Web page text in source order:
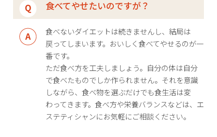
食べてやせたいのですが？
食べないダイエットは続きませんし、結局は
戻ってしまいます。おいしく食べてやせるのが一
番です。
ただ食べ方を工夫しましょう。自分の体は自分
で食べたものでしか作られません。それを意識
しながら、食べ物を選ぶだけでも食生活は変
わってきます。食べ方や栄養バランスなどは、エ
ステティシャンにお気軽にご相談ください。